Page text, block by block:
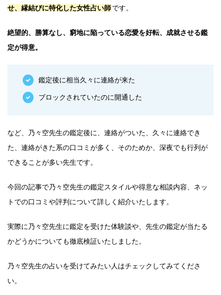
せ、縁結びに特化した女性占い師です。
絶望的、勝算なし、窮地に陥っている恋愛を好転、成就させる鑑
定が得意。
鑑定後に相当久々に連絡が来た
ブロックされていたのに開通した
など、乃々空先生の鑑定後に、連絡がついた、久々に連絡でき
た、連絡がきた系の口コミが多く、そのためか、深夜でも行列が
できることが多い先生です。
今回の記事で乃々空先生の鑑定スタイルや得意な相談内容、ネッ
トでの口コミや評判について詳しく紹介いたします。
実際に乃々空先生に鑑定を受けた体験談や、先生の鑑定が当たる
かどうかについても徹底検証いたしました。
乃々空先生の占いを受けてみたい人はチェックしてみてくださ
い。